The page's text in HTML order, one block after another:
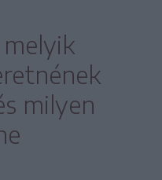
milyen